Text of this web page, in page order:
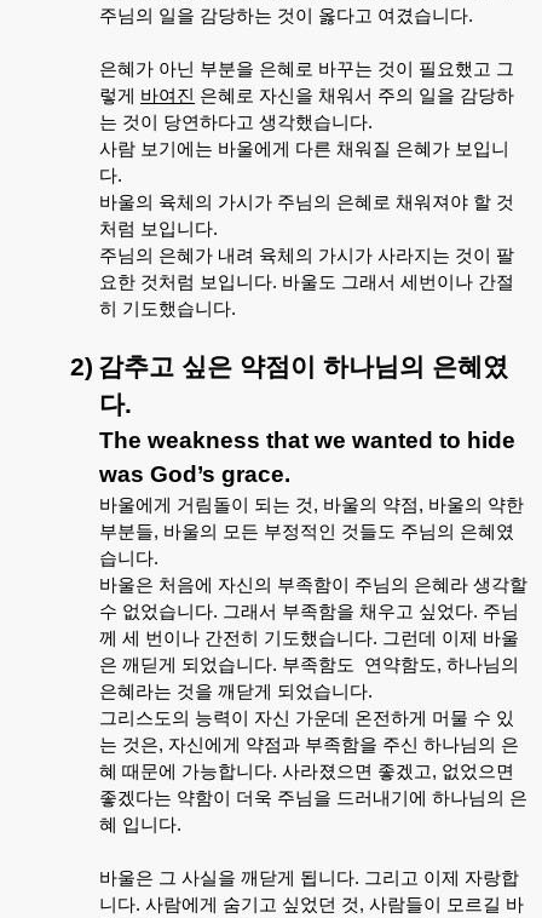
주님의 일을 감당하는 것이 옳다고 여겼습니다.
은혜가 아닌 부분을 은혜로 바꾸는 것이 필요했고 그
렇게
바여진 은혜로 자신을 채워서 주의 일을 감당하
는 것이 당연하다고 생각했습니다.
사람 보기에는 바울에게 다른 채워질 은혜가 보입니
다.
바울의 육체의 가시가 주님의 은혜로 채워져야 할 것
처럼 보입니다.
주님의 은혜가 내려 육체의 가시가 사라지는 것이
팔
요한 것처럼 보입니다. 바울도 그래서 세번이나 간절
히
기도했습니다.
2) 감추고 싶은 약점이 하나님의 은혜였
다.
The weakness that we wanted to hide
was God’s grace.
바울에게 거림돌이 되는 것, 바울의 약점, 바울의 약한
부분들, 바울의 모든 부정적인 것들도 주님의 은혜였
습니다.
바울은 처음에 자신의 부족함이 주님의 은혜라 생각할
수 없었습니다. 그래서 부족함을 채우고 싶었다. 주님
께 세 번이나 간전히 기도했습니다. 그런데 이제
바울
은 깨딛게 되었습니다. 부족함도 연약함도, 하나님의
은혜라는 것을 깨닫게 되었습니다.
그리스도의 능력이 자신 가운데 온전하게 머물 수 있
는 것은, 자신에게 약점과 부족함을 주신 하나님의 은
혜 때문에 가능합니다. 사라졌으면 좋겠고, 없었으면
좋겠다는 약함이 더욱 주님을 드러내기에 하나님의 은
혜
입니다.
바울은 그 사실을 깨닫게 됩니다. 그리고 이제
자랑합
니다. 사람에게 숨기고 싶었던 것, 사람들이 모르길 바